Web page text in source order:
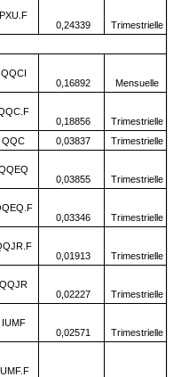
PXU.F
0,24339
Trimestrielle
QQCI
0,16892
Mensuelle
0,18856
Trimestrielle
QQC 0,03837
Trimestrielle
0,03855
Trimestrielle
0,03346
Trimestrielle
0,01913
Trimestrielle
QQJR
0,02227
Trimestrielle
IUMF
0,02571
Trimestrielle